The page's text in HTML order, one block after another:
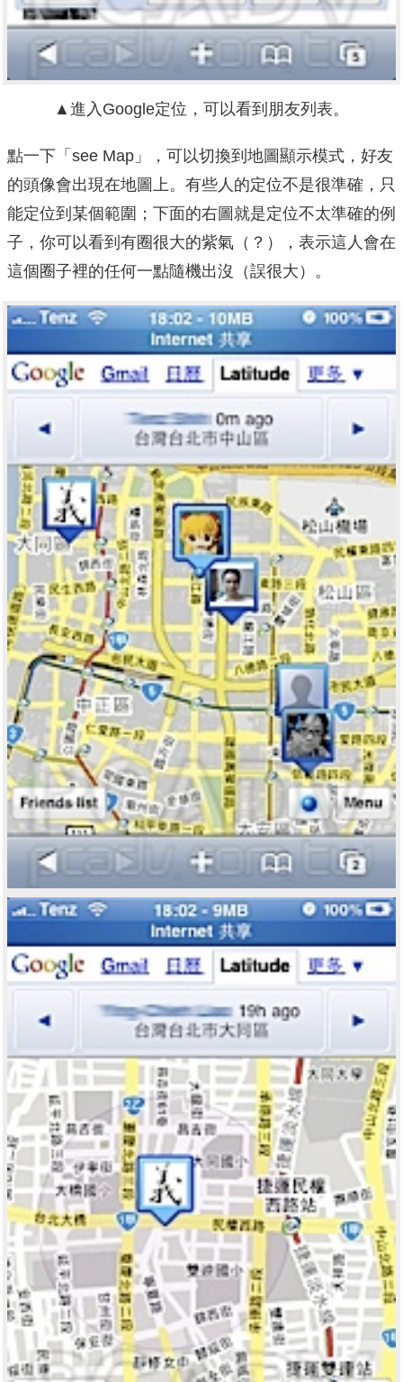
▲進入Google定位，可以看到朋友列表。
點一下「see Map」，可以切換到地圖顯示模式，好友
的頭像會出現在地圖上。有些人的定位不是很準確，只
能定位到某個範圍；下面的右圖就是定位不太準確的例
子，你可以看到有圈很大的紫氣（？），表示這人會在
這個圈子裡的任何一點隨機出沒（誤很大）。